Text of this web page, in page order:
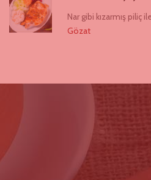
Nar gibi kızarmış piliç
Gözat